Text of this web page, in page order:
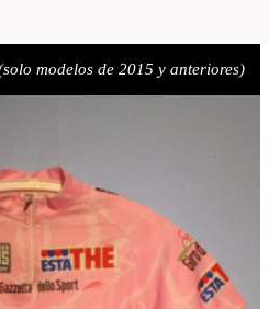
modelos de 2015 y anteriores)